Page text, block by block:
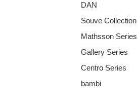
DAN
Souve Collection
Mathsson Series
Gallery Series
Centro Series
bambi